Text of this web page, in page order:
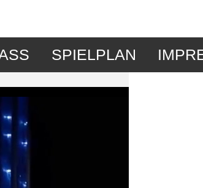
SPIELPLAN